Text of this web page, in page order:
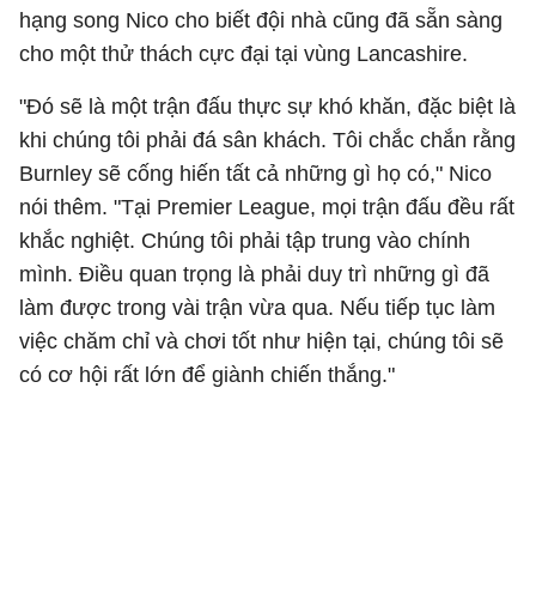
hạng song Nico cho biết đội nhà cũng đã sẵn sàng
cho một thử thách cực đại tại vùng Lancashire.
"Đó sẽ là một trận đấu thực sự khó khăn, đặc biệt là
khi chúng tôi phải đá sân khách. Tôi chắc chắn rằng
Burnley sẽ cống hiến tất cả những gì họ có," Nico
nói thêm. "Tại Premier League, mọi trận đấu đều rất
khắc nghiệt. Chúng tôi phải tập trung vào chính
mình. Điều quan trọng là phải duy trì những gì đã
làm được trong vài trận vừa qua. Nếu tiếp tục làm
việc chăm chỉ và chơi tốt như hiện tại, chúng tôi sẽ
có cơ hội rất lớn để giành chiến thắng."